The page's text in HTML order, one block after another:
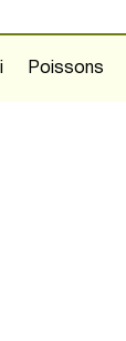
Poissons